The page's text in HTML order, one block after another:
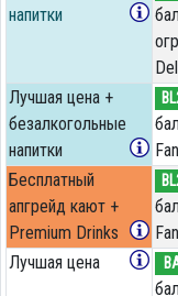
напитки
Лучшая цена +
безалкогольные
напитки
Бесплатный
апгрейд кают +
Premium Drinks
Лучшая цена